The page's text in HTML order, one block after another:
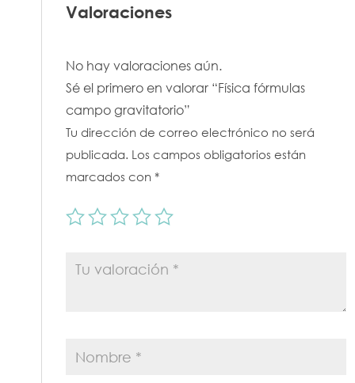
Valoraciones
No hay valoraciones aún.
Sé el primero en valorar “Física fórmulas
campo gravitatorio”
Tu dirección de correo electrónico no será
publicada. Los campos obligatorios están
marcados con *